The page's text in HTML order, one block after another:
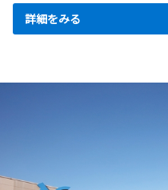
詳細をみる